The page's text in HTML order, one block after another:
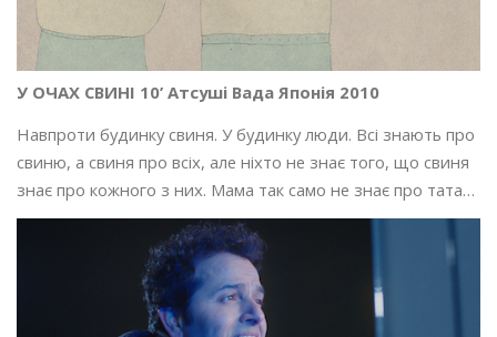
У ОЧАХ СВИНІ 10’ Атсуші Вада Японія 2010
Навпроти будинку свиня. У будинку люди. Всі знають про
свиню, а свиня про всіх, але ніхто не знає того, що свиня
знає про кожного з них. Мама так само не знає про тата…